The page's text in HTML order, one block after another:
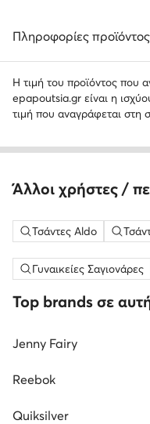
Πληροφορίες προϊόντος
Η τιμή του προϊόντος που
epapoutsia.gr είναι η
τιμή που αναγράφεται στη
Άλλοι χρήστες /
Τσάντες Aldo
Γυναικείες Σαγιονάρες
Top brands σε
Jenny Fairy
Reebok
Quiksilver